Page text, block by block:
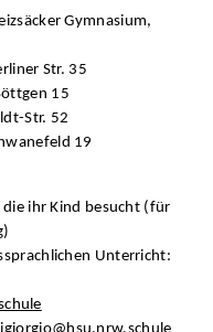
Gymnasium,
Str. 35
15
Str. 52
19
die ihr Kind besucht (für
Unterricht: